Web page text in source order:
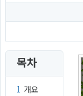
목차
1 개요